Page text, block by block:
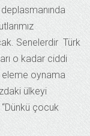
Senelerdir Türk
o kadar ciddi
eleme oynama
ülkeyi
çocuk